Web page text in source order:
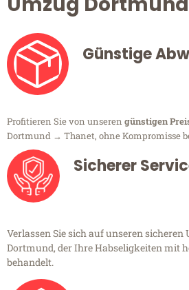
Günstige
Profitieren Sie von unseren günstigen
Dortmund → Thanet, ohne Kompromisse
Sicherer
Verlassen Sie sich auf unseren sicheren
Dortmund, der Ihre Habseligkeiten mit
behandelt.